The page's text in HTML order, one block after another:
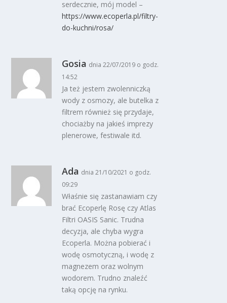
serdecznie, mój model –
https://www.ecoperla.pl/filtry-
do-kuchni/rosa/
Gosia dnia 22/07/2019 o godz.
14:52
Ja też jestem zwolenniczką
wody z osmozy, ale butelka z
filtrem również się przydaje,
chociażby na jakieś imprezy
plenerowe, festiwale itd.
Ada dnia 21/10/2021 o godz.
09:29
Właśnie się zastanawiam czy
brać Ecoperlę Rosę czy Atlas
Filtri OASIS Sanic. Trudna
decyzja, ale chyba wygra
Ecoperla. Można pobierać i
wodę osmotyczną, i wodę z
magnezem oraz wolnym
wodorem. Trudno znaleźć
taką opcję na rynku.